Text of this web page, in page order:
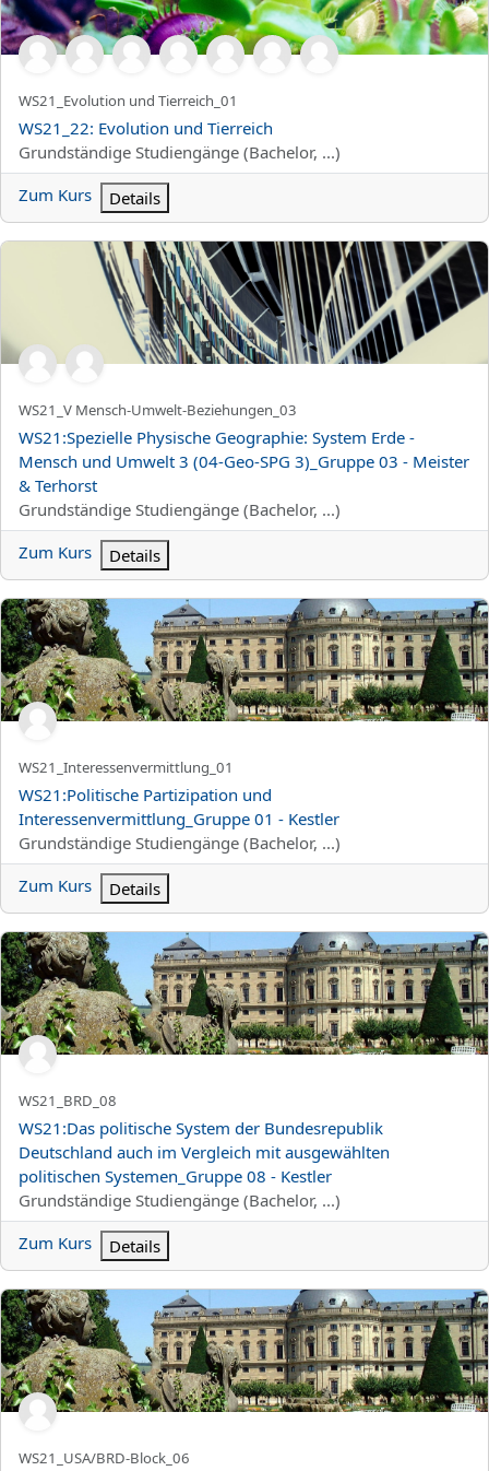
Kurzer Kursname
WS21_Evolution und Tierreich_01
Kursname
WS21_22: Evolution und Tierreich
Kursbereich
Grundständige Studiengänge (Bachelor, ...)
Zum Kurs
Details
WS21:Spezielle Physische Geographie: System Erde - Mensch
Kurzer Kursname
WS21_V Mensch-Umwelt-Beziehungen_03
Kursname
WS21:Spezielle Physische Geographie: System Erde -
Mensch und Umwelt 3 (04-Geo-SPG 3)_Gruppe 03 - Meister
& Terhorst
Kursbereich
Grundständige Studiengänge (Bachelor, ...)
Zum Kurs
Details
WS21:Politische Partizipation und
Kurzer Kursname
WS21_Interessenvermittlung_01
Kursname
WS21:Politische Partizipation und
Interessenvermittlung_Gruppe 01 - Kestler
Kursbereich
Grundständige Studiengänge (Bachelor, ...)
Zum Kurs
Details
WS21:Das politische System der Bundesrepublik Deutschland
Kurzer Kursname
WS21_BRD_08
Kursname
WS21:Das politische System der Bundesrepublik
Deutschland auch im Vergleich mit ausgewählten
politischen Systemen_Gruppe 08 - Kestler
Kursbereich
Grundständige Studiengänge (Bachelor, ...)
Zum Kurs
Details
WS21:Das politische System der Bundesrepublik Deutschland
Kurzer Kursname
WS21_USA/BRD-Block_06